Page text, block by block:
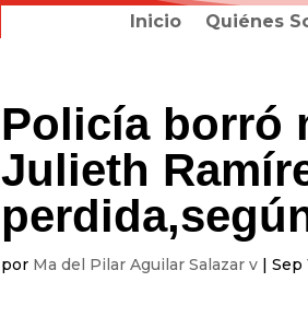
Inicio Quiénes
Policía borró
Julieth
por Ma del Pilar Aguilar Salazar v |Sep